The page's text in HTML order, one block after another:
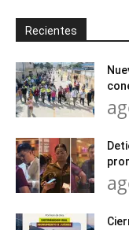
Recientes